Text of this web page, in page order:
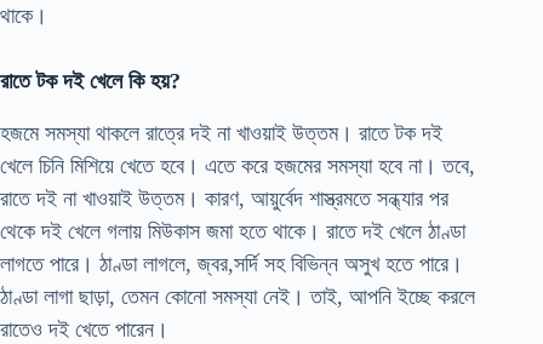
থাকে।
রাতে টক দই খেলে কি হয়?
হজমে সমস্যা থাকলে রাত্রে দই না খাওয়াই উত্তম। রাতে টক দই
খেলে চিনি মিশিয়ে খেতে হবে। এতে করে হজমের সমস্যা হবে না। তবে,
রাতে দই না খাওয়াই উত্তম। কারণ, আয়ুর্বেদ শাস্ত্রমতে সন্ধ্যার পর
থেকে দই খেলে গলায় মিউকাস জমা হতে থাকে। রাতে দই খেলে ঠাণ্ডা
লাগতে পারে। ঠাণ্ডা লাগলে, জ্বর,সর্দি সহ বিভিন্ন অসুখ হতে পারে।
ঠাণ্ডা লাগা ছাড়া, তেমন কোনো সমস্যা নেই। তাই, আপনি ইচ্ছে করলে
রাতেও দই খেতে পারেন।